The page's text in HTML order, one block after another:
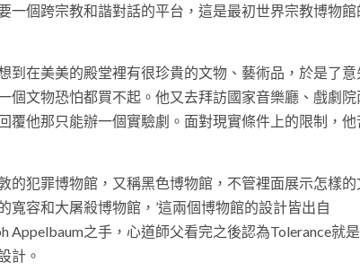
一個跨宗教和諧對話的平台，這是最初世界宗教博物館
在美美的殿堂裡有很珍貴的文物、藝術品，於是了
文物恐怕都買不起。他又去拜訪國家音樂廳、戲劇院
他那只能辦一個實驗劇。面對現實條件上的限制，
犯罪博物館，又稱黑色博物館，不管裡面展示怎樣
容和大屠殺博物館，’這兩個博物館的設計皆出自
Appelbaum之手，心道師父看完之後認為Tolerance就
計。